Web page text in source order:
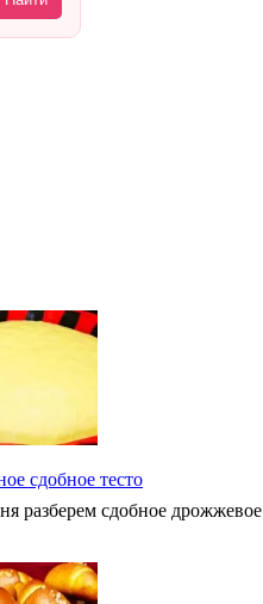
сдобное тесто
разберем сдобное дрожжевое